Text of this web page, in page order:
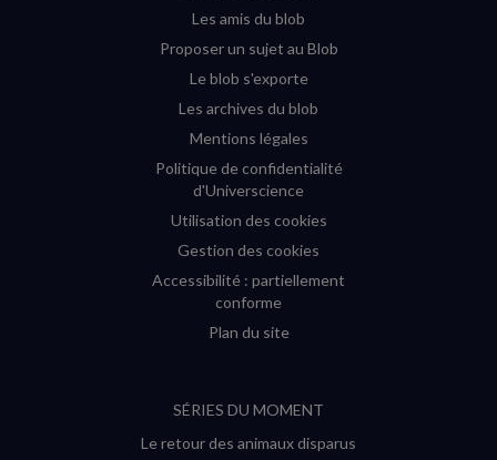
Les amis du blob
Proposer un sujet au Blob
Le blob s'exporte
Les archives du blob
Mentions légales
Politique de confidentialité
d'Universcience
Utilisation des cookies
Gestion des cookies
Accessibilité : partiellement
conforme
Plan du site
SÉRIES DU MOMENT
Le retour des animaux disparus